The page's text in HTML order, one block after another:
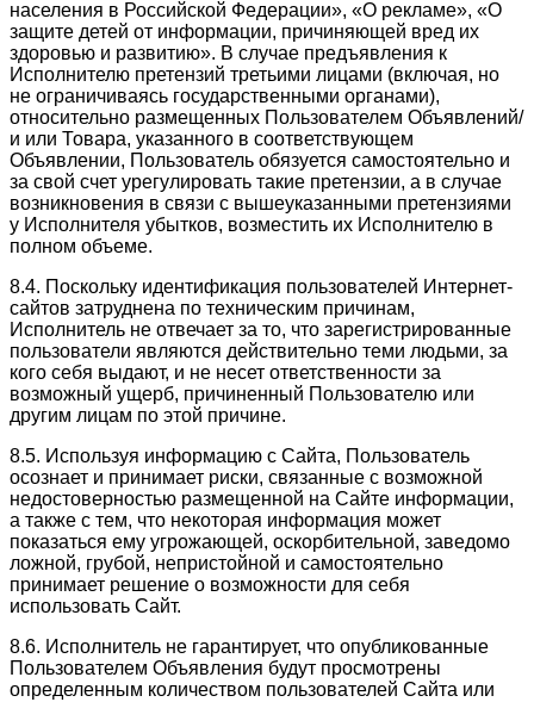
населения в Российской Федерации», «О рекламе», «О
защите детей от информации, причиняющей вред их
здоровью и развитию». В случае предъявления к
Исполнителю претензий третьими лицами (включая, но
не ограничиваясь государственными органами),
относительно размещенных Пользователем Объявлений/
и или Товара, указанного в соответствующем
Объявлении, Пользователь обязуется самостоятельно и
за свой счет урегулировать такие претензии, а в случае
возникновения в связи с вышеуказанными претензиями
у Исполнителя убытков, возместить их Исполнителю в
полном объеме.
8.4. Поскольку идентификация пользователей Интернет-
сайтов затруднена по техническим причинам,
Исполнитель не отвечает за то, что зарегистрированные
пользователи являются действительно теми людьми, за
кого себя выдают, и не несет ответственности за
возможный ущерб, причиненный Пользователю или
другим лицам по этой причине.
8.5. Используя информацию с Сайта, Пользователь
осознает и принимает риски, связанные с возможной
недостоверностью размещенной на Сайте информации,
а также с тем, что некоторая информация может
показаться ему угрожающей, оскорбительной, заведомо
ложной, грубой, непристойной и самостоятельно
принимает решение о возможности для себя
использовать Сайт.
8.6. Исполнитель не гарантирует, что опубликованные
Пользователем Объявления будут просмотрены
определенным количеством пользователей Сайта или